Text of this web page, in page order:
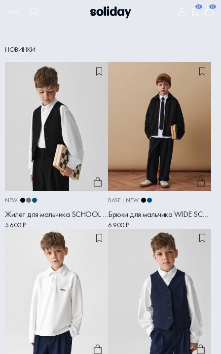
0 0
НОВИНКИ
NEW
Жилет для мальчика SCHOOL черный
5 600 ₽
BASE | NEW
Брюки для мальчика WIDE SCHOOL черный
6 900 ₽